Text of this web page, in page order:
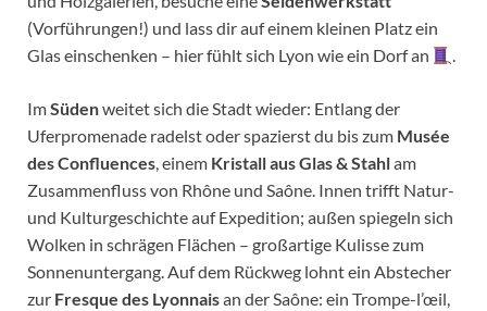
(Vorführungen!) und lass dir auf einem kleinen Platz ein
Glas einschenken – hier fühlt sich Lyon wie ein Dorf an
.
ImSüdenweitet sich die Stadt wieder: Entlang der
Uferpromenade radelst oder spazierst du bis zum Musée
des Confluences, einem Kristall aus Glas & Stahlam
Zusammenfluss von Rhône und Saône. Innen trifft Natur-
und Kulturgeschichte auf Expedition; außen spiegeln sich
Wolken in schrägen Flächen – großartige Kulisse zum
Sonnenuntergang. Auf dem Rückweg lohnt ein Abstecher
zur Fresque des Lyonnaisan der Saône: ein Trompe-l’œil,